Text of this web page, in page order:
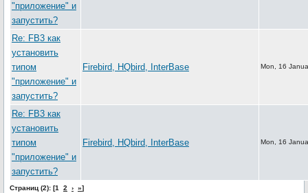
"приложение" и
запустить?
Re: FB3 как
установить
типом
"приложение" и
запустить?
Firebird, HQbird, InterBase Mon, 16
Re: FB3 как
установить
типом
"приложение" и
запустить?
Firebird, HQbird, InterBase Mon, 16
Страниц (2): [1 2 › »]